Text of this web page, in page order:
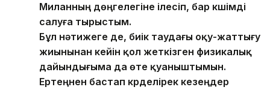
Миланның дөңгелегіне ілесіп, бар күшімді
салуға тырыстым.
Бұл нәтижеге де, биік таудағы оқу-жаттығу
жиынынан кейін қол жеткізген физикалық
дайындығыма да өте қуаныштымын.
Ертеңнен бастап күрделірек кезеңдер